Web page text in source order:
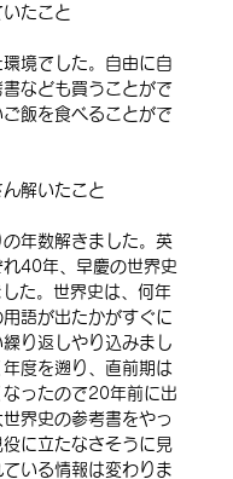
いたこと
境でした。自由に自
なども買うことがで
飯を食べることがで
ん解いたこと
年数解きました。英
40年、早慶の世界史
た。世界史は、何年
語が出たかがすぐに
り返しやり込みまし
度を遡り、直前期は
ったので20年前に出
界史の参考書をやっ
に立たなさそうに見
いる情報は変わりま